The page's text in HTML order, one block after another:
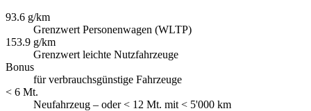
93.6 g/km
Grenzwert Personenwagen (WLTP)
153.9 g/km
Grenzwert leichte Nutzfahrzeuge
Bonus
für verbrauchsgünstige Fahrzeuge
< 6 Mt.
Neufahrzeug – oder < 12 Mt. mit < 5'000 km